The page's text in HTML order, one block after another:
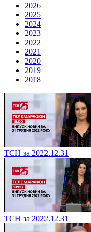
2026
2025
2024
2023
2022
2021
2020
2019
2018
ТСН за 2022.12.31
ТСН за 2022.12.31